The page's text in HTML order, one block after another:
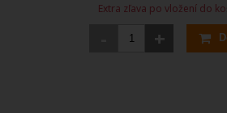
Extra zľava po vložení do
+